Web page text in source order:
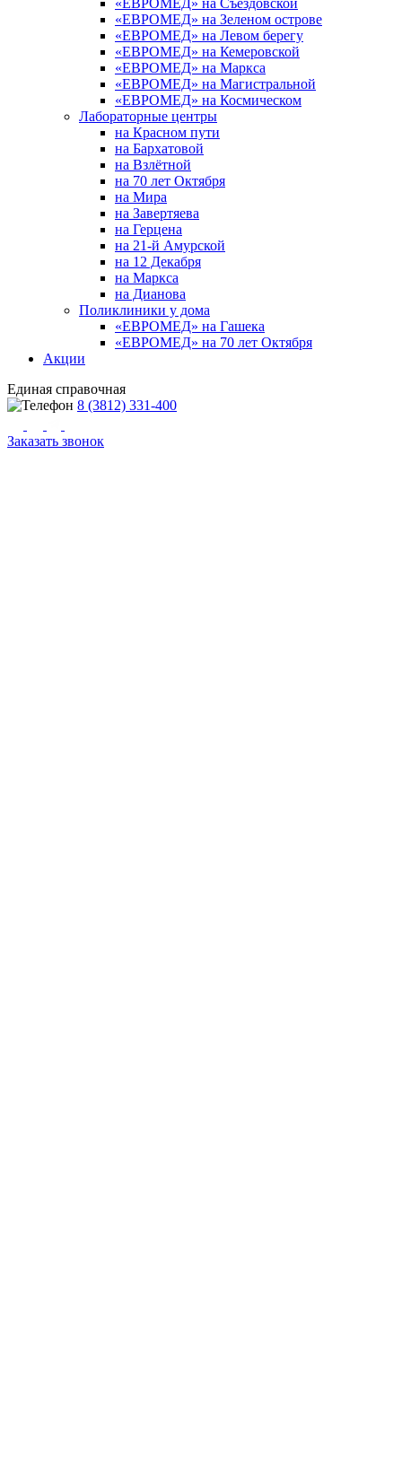
«ЕВРОМЕД» на Съездовской
«ЕВРОМЕД» на Зеленом острове
«ЕВРОМЕД» на Левом берегу
«ЕВРОМЕД» на Кемеровской
«ЕВРОМЕД» на Маркса
«ЕВРОМЕД» на Магистральной
«ЕВРОМЕД» на Космическом
Лабораторные центры
на Красном пути
на Бархатовой
на Взлётной
на 70 лет Октября
на Мира
на Завертяева
на Герцена
на 21-й Амурской
на 12 Декабря
на Маркса
на Дианова
Поликлиники у дома
«ЕВРОМЕД» на Гашека
«ЕВРОМЕД» на 70 лет Октября
Акции
Единая справочная
8 (3812) 331-400
Заказать звонок